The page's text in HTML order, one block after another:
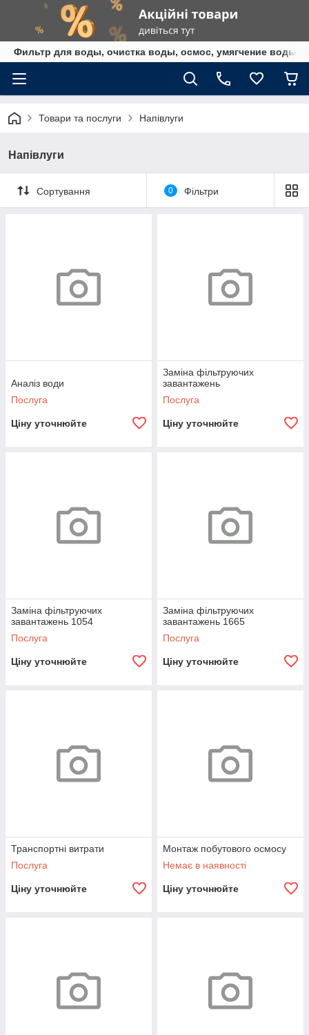
Фильтр для воды, очистка воды, осмос, умягчение воды,
Товари та послуги Напівлуги
Напівлуги
Сортування 0 Фільтри
Аналіз води
Послуга
Ціну уточнюйте
Заміна фільтруючих
завантажень
Послуга
Ціну уточнюйте
Заміна фільтруючих
завантажень 1054
Послуга
Ціну уточнюйте
Заміна фільтруючих
завантажень 1665
Послуга
Ціну уточнюйте
Транспортні витрати
Послуга
Ціну уточнюйте
Монтаж побутового осмосу
Немає в наявності
Ціну уточнюйте